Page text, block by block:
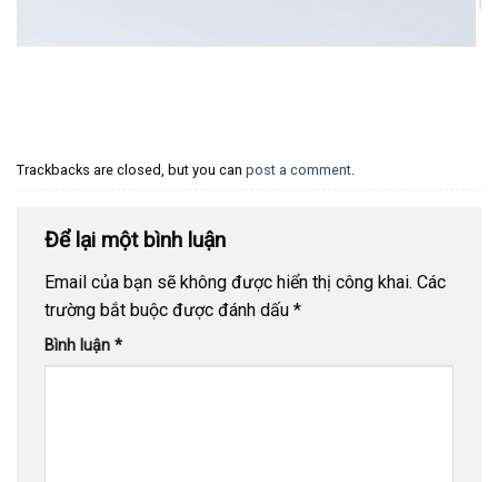
Trackbacks are closed, but you can post a comment
Để lại một bình luận
Email của bạn sẽ không được hiển thị công khai. Các
trường bắt buộc được đánh dấu *
Bình luận *